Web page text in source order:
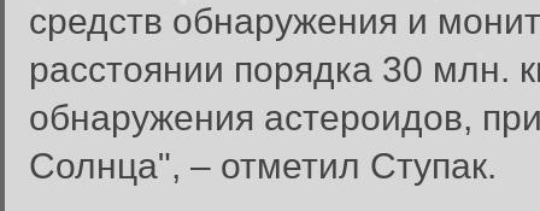
средств обнаружения и
расстоянии порядка 30 млн.
обнаружения астероидов,
Солнца", – отметил Ступак.